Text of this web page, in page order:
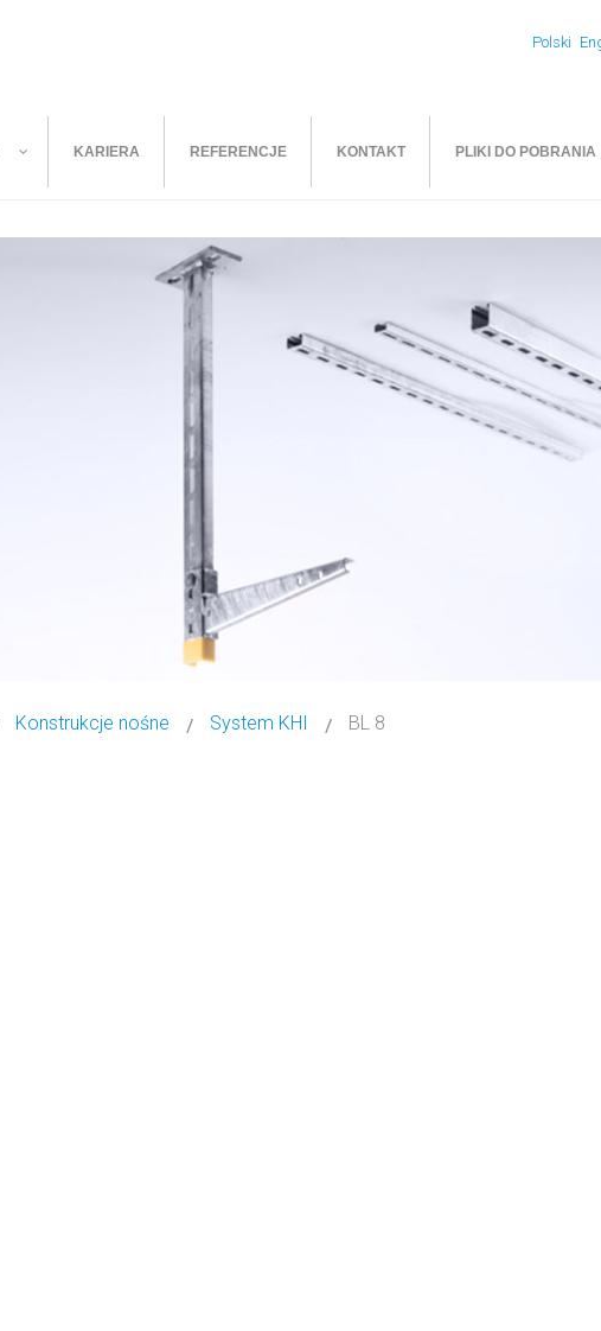
Polski
KARIERA REFERENCJE KONTAKT PLIKI DO POBRANIA
Konstrukcje nośne System KHI BL 8